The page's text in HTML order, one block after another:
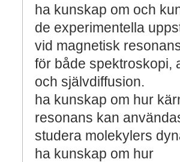
ha kunskap om och
de experimentella
vid magnetisk
för både spektroskopi,
och självdiffusion.
ha kunskap om hur
resonans kan
studera molekylers
ha kunskap om hur